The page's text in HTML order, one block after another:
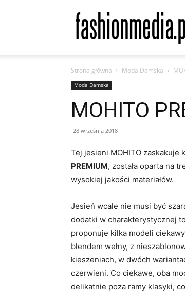
Moda
Styl
|
|
Design
Strona główna Moda Damska
Moda Damska
MOHITO
28 września 2018
Tej jesieni MOHITO zaskakuje
PREMIUM, została oparta na
wysokiej jakości materiałów.
Jesień wcale nie musi być
dodatki w charakterystycznej
proponuje kilka modeli
blendem wełny, z
kieszeniach, w dwóch
czerwieni. Co ciekawe, oba
delikatnie poza ramy klasyki,